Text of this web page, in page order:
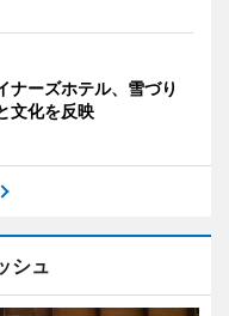
ナーズホテル、雪づり
文化を反映
シュ